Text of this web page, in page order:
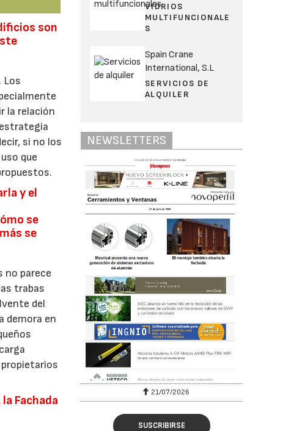
son
Los
la relación
si no los
que
y el
se
se
no parece
trabas
del
demora en
Fachada
VIDRIOS
MULTIFUNCIONALE
S
Spain Crane
International, S.L
SERVICIOS DE
ALQUILER
NEWSLETTERS
21/07/2026
SUSCRIBIRSE